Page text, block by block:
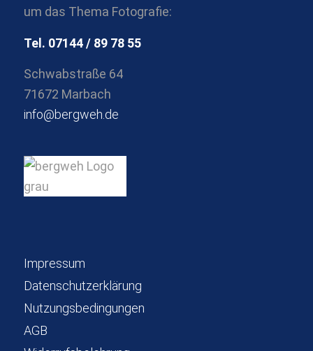
um das Thema Fotografie:
Tel. 07144 / 89 78 55
Schwabstraße 64
71672 Marbach
info@bergweh.de
Impressum
Datenschutzerklärung
Nutzungsbedingungen
AGB